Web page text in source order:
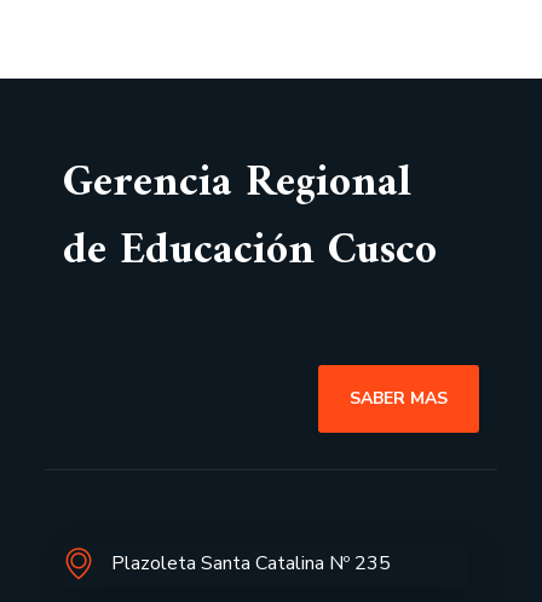
Gerencia Regional
de Educación Cusco
SABER MAS
Plazoleta Santa Catalina Nº 235